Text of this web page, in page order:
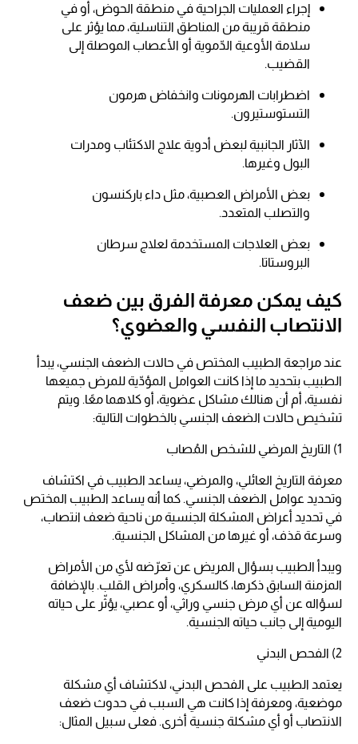
إجراء العمليات الجراحية في منطقة الحوض، أو في
منطقة قريبة من المناطق التناسلية، مما يؤثر على
سلامة الأوعية الدّموية أو الأعصاب الموصلة إلى
القضيب.
اضطرابات الهرمونات وانخفاض هرمون
التستوستيرون.
الآثار الجانبية لبعض أدوية علاج الاكتئاب ومدرات
البول وغيرها.
بعض الأمراض العصبية، مثل داء باركنسون
والتصلب المتعدد.
بعض العلاجات المستخدمة لعلاج سرطان
البروستاتا.
كيف يمكن معرفة الفرق بين ضعف
الانتصاب النفسي والعضوي؟
عند مراجعة الطبيب المختص في حالات الضعف الجنسي، يبدأ
الطبيب بتحديد ما إذا كانت العوامل المؤدّية للمرض جميعها
نفسية، أم أن هنالك مشاكل عضوية، أو كلاهما معًا. ويتم
تشخيص حالات الضعف الجنسي بالخطوات التالية:
1) التاريخ المرضي للشخص المُصاب
معرفة التاريخ العائلي، والمرضي، يساعد الطبيب في اكتشاف
وتحديد عوامل الضعف الجنسي. كما أنه يساعد الطبيب المختص
في تحديد أعراض المشكلة الجنسية من ناحية ضعف انتصاب،
وسرعة قذف، أو غيرها من المشاكل الجنسية.
ويبدأ الطبيب بسؤال المريض عن تعرّضه لأي من الأمراض
المزمنة السابق ذكرها، كالسكري، وأمراض القلب. بالإضافة
لسؤاله عن أي مرض جنسي وراثي، أو عصبي، يؤثّر على حياته
اليومية إلى جانب حياته الجنسية.
2) الفحص البدني
يعتمد الطبيب على الفحص البدني، لاكتشاف أي مشكلة
موضعية، ومعرفة إذا كانت هي السبب في حدوث ضعف
الانتصاب أو أي مشكلة جنسية أخرى. فعلى سبيل المثال: